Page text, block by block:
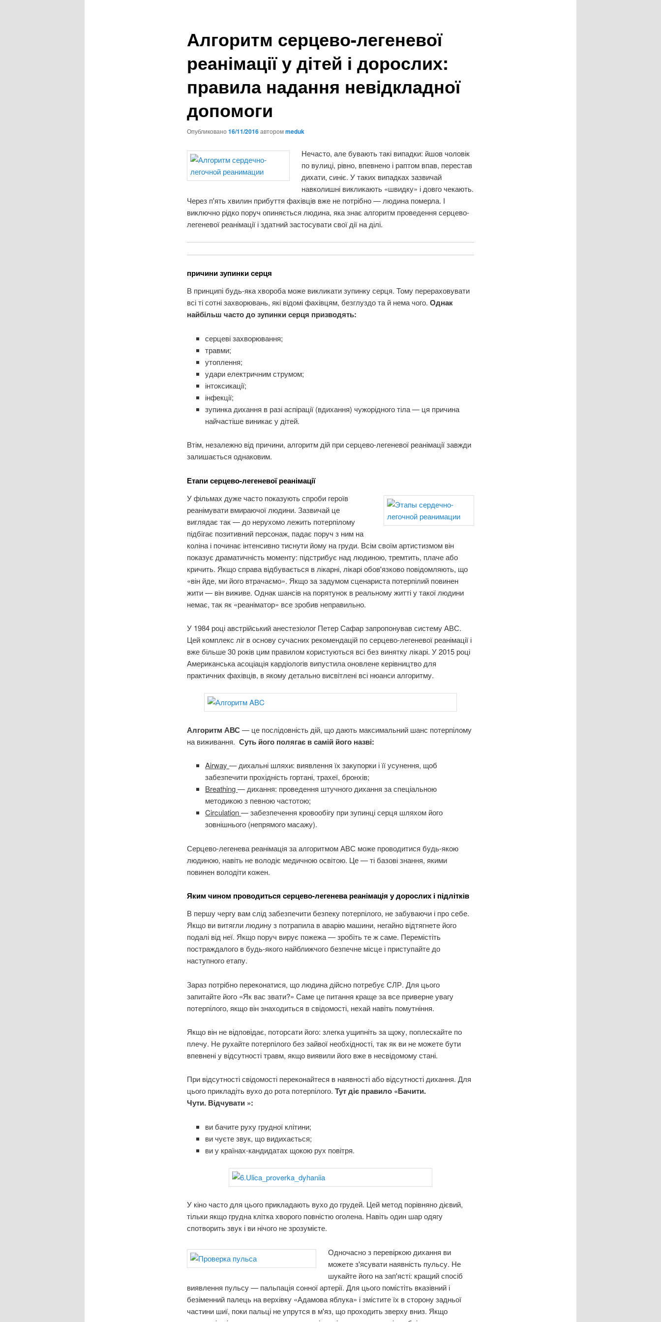
Алгоритм серцево-легеневої
реанімації у дітей і дорослих:
правила надання невідкладної
допомоги
Опубликовано 16/11/2016авторомmeduk
Нечасто, але бувають такі випадки: йшов чоловік
по вулиці, рівно, впевнено і раптом впав, перестав
дихати, синіє. У таких випадках зазвичай
навколишні викликають «швидку» і довго чекають.
Через п'ять хвилин прибуття фахівців вже не потрібно — людина померла. І
виключно рідко поруч опиняється людина, яка знає алгоритм проведення серцево-
легеневої реанімації і здатний застосувати свої дії на ділі.
причини зупинки серця
В принципі будь-яка хвороба може викликати зупинку серця. Тому перераховувати
всі ті сотні захворювань, які відомі фахівцям, безглуздо та й нема чого. Однак
найбільш часто до зупинки серця призводять:
серцеві захворювання;
травми;
утоплення;
удари електричним струмом;
інтоксикації;
інфекції;
зупинка дихання в разі аспірації (вдихання) чужорідного тіла — ця причина
найчастіше виникає у дітей.
Втім, незалежно від причини, алгоритм дій при серцево-легеневої реанімації завжди
залишається однаковим.
Етапи серцево-легеневої реанімації
У фільмах дуже часто показують спроби героїв
реанімувати вмираючої людини. Зазвичай це
виглядає так — до нерухомо лежить потерпілому
підбігає позитивний персонаж, падає поруч з ним на
коліна і починає інтенсивно тиснути йому на груди. Всім своїм артистизмом він
показує драматичність моменту: підстрибує над людиною, тремтить, плаче або
кричить. Якщо справа відбувається в лікарні, лікарі обов'язково повідомляють, що
«він йде, ми його втрачаємо». Якщо за задумом сценариста потерпілий повинен
жити — він виживе. Однак шансів на порятунок в реальному житті у такої людини
немає, так як «реаніматор» все зробив неправильно.
У 1984 році австрійський анестезіолог Петер Сафар запропонував систему АВС.
Цей комплекс ліг в основу сучасних рекомендацій по серцево-легеневої реанімації і
вже більше 30 років цим правилом користуються всі без винятку лікарі. У 2015 році
Американська асоціація кардіологів випустила оновлене керівництво для
практичних фахівців, в якому детально висвітлені всі нюанси алгоритму.
Алгоритм АВС— це послідовність дій, що дають максимальний шанс потерпілому
на виживання. Суть його полягає в самій його назві:
Airway— дихальні шляхи: виявлення їх закупорки і її усунення, щоб
забезпечити прохідність гортані, трахеї, бронхів;
Breathing— дихання: проведення штучного дихання за спеціальною
методикою з певною частотою;
Circulation— забезпечення кровообігу при зупинці серця шляхом його
зовнішнього (непрямого масажу).
Серцево-легенева реанімація за алгоритмом АВС може проводитися будь-якою
людиною, навіть не володіє медичною освітою. Це — ті базові знання, якими
повинен володіти кожен.
Яким чином проводиться серцево-легенева реанімація у дорослих і підлітків
В першу чергу вам слід забезпечити безпеку потерпілого, не забуваючи і про себе.
Якщо ви витягли людину з потрапила в аварію машини, негайно відтягнете його
подалі від неї. Якщо поруч вирує пожежа — зробіть те ж саме. Перемістіть
постраждалого в будь-якого найближчого безпечне місце і приступайте до
наступного етапу.
Зараз потрібно переконатися, що людина дійсно потребує СЛР. Для цього
запитайте його «Як вас звати?» Саме це питання краще за все приверне увагу
потерпілого, якщо він знаходиться в свідомості, нехай навіть помутніння.
Якщо він не відповідає, поторсати його: злегка ущипніть за щоку, поплескайте по
плечу. Не рухайте потерпілого без зайвої необхідності, так як ви не можете бути
впевнені у відсутності травм, якщо виявили його вже в несвідомому стані.
При відсутності свідомості переконайтеся в наявності або відсутності дихання. Для
цього прикладіть вухо до рота потерпілого. Тут діє правило «Бачити.
Чути. Відчувати »:
ви бачите руху грудної клітини;
ви чуєте звук, що видихається;
ви у країнах-кандидатах щокою рух повітря.
У кіно часто для цього прикладають вухо до грудей. Цей метод порівняно дієвий,
тільки якщо грудна клітка хворого повністю оголена. Навіть один шар одягу
спотворить звук і ви нічого не зрозумієте.
Одночасно з перевіркою дихання ви
можете з'ясувати наявність пульсу. Не
шукайте його на зап'ясті: кращий спосіб
виявлення пульсу — пальпація сонної артерії. Для цього помістіть вказівний і
безіменний палець на верхівку «Адамова яблука» і змістите їх в сторону задньої
частини шиї, поки пальці не упрутся в м'яз, що проходить зверху вниз. Якщо